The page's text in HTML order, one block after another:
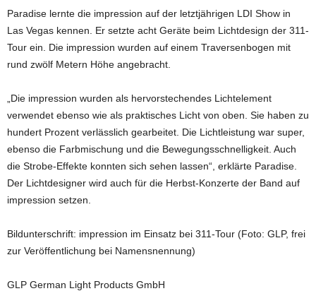
Paradise lernte die impression auf der letztjährigen LDI Show in
Las Vegas kennen. Er setzte acht Geräte beim Lichtdesign der 311-
Tour ein. Die impression wurden auf einem Traversenbogen mit
rund zwölf Metern Höhe angebracht.
„Die impression wurden als hervorstechendes Lichtelement
verwendet ebenso wie als praktisches Licht von oben. Sie haben zu
hundert Prozent verlässlich gearbeitet. Die Lichtleistung war super,
ebenso die Farbmischung und die Bewegungsschnelligkeit. Auch
die Strobe-Effekte konnten sich sehen lassen“, erklärte Paradise.
Der Lichtdesigner wird auch für die Herbst-Konzerte der Band auf
impression setzen.
Bildunterschrift: impression im Einsatz bei 311-Tour (Foto: GLP, frei
zur Veröffentlichung bei Namensnennung)
GLP German Light Products GmbH